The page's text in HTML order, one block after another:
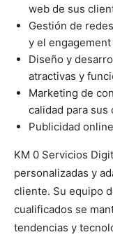
web de sus
Gestión de
y el
Diseño y
atractivas y
Marketing de
calidad para sus
Publicidad
KM 0 Servicios
personalizadas y
cliente. Su equipo
cualificados se
tendencias y